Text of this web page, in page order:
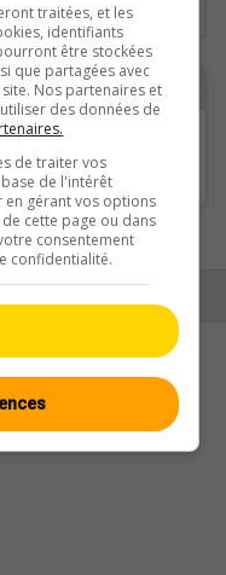
Bodensee
traitées, et les
identifiants
être stockées
que partagées avec
Nos partenaires et
des données de
de traiter vos
de l'intérêt
en gérant vos options
cette page ou dans
consentement
confidentialité.